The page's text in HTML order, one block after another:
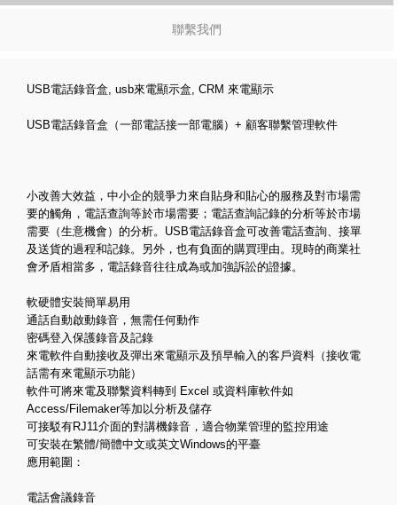
聯繫我們
USB電話錄音盒, usb來電顯示盒, CRM 來電顯示
USB電話錄音盒（一部電話接一部電腦）+ 顧客聯繫管理軟件
小改善大效益，中小企的競爭力來自貼身和貼心的服務及對市場需
要的觸角，電話查詢等於市場需要；電話查詢記錄的分析等於市場
需要（生意機會）的分析。USB電話錄音盒可改善電話查詢、接單
及送貨的過程和記錄。另外，也有負面的購買理由。現時的商業社
會矛盾相當多，電話錄音往往成為或加強訴訟的證據。
軟硬體安裝簡單易用
通話自動啟動錄音，無需任何動作
密碼登入保護錄音及記錄
來電軟件自動接收及彈出來電顯示及預早輸入的客戶資料（接收電
話需有來電顯示功能）
軟件可將來電及聯繫資料轉到 Excel 或資料庫軟件如
Access/Filemaker等加以分析及儲存
可接駁有RJ11介面的對講機錄音，適合物業管理的監控用途
可安裝在繁體/簡體中文或英文Windows的平臺
應用範圍：
電話會議錄音